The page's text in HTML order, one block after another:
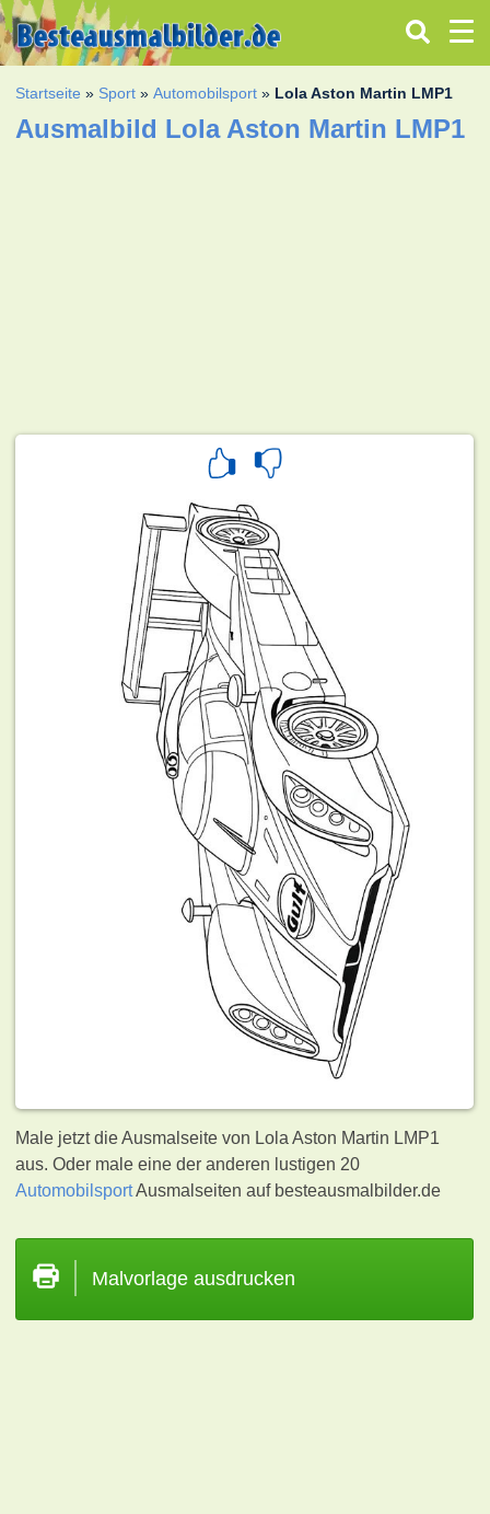
Startseite » Sport »Automobilsport » Lola Aston Martin LMP1
Ausmalbild Lola Aston Martin LMP1
Male jetzt die Ausmalseite von Lola Aston Martin LMP1
aus. Oder male eine der anderen lustigen 20
AutomobilsportAusmalseiten auf besteausmalbilder.de
Malvorlage ausdrucken